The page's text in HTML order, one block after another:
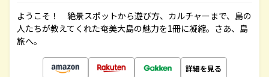
ようこそ！ 絶景スポットから遊び方、カルチャーまで、島の
人たちが教えてくれた奄美大島の魅力を1冊に凝縮。さあ、島
旅へ。
詳細を見る